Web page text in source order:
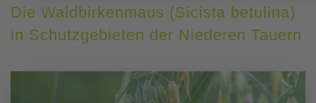
Die Waldbirkenmaus (Sicista betulina)
in Schutzgebieten der Niederen Tauern